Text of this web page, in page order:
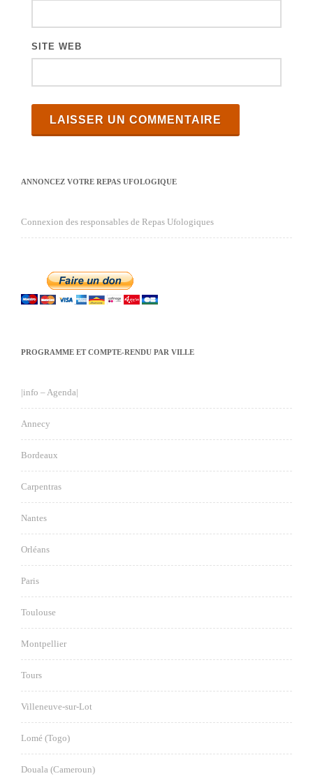
SITE WEB
ANNONCEZ VOTRE REPAS UFOLOGIQUE
Connexion des responsables de Repas Ufologiques
PROGRAMME ET COMPTE-RENDU PAR VILLE
|info – Agenda|
Annecy
Bordeaux
Carpentras
Nantes
Orléans
Paris
Toulouse
Montpellier
Tours
Villeneuve-sur-Lot
Lomé (Togo)
Douala (Cameroun)